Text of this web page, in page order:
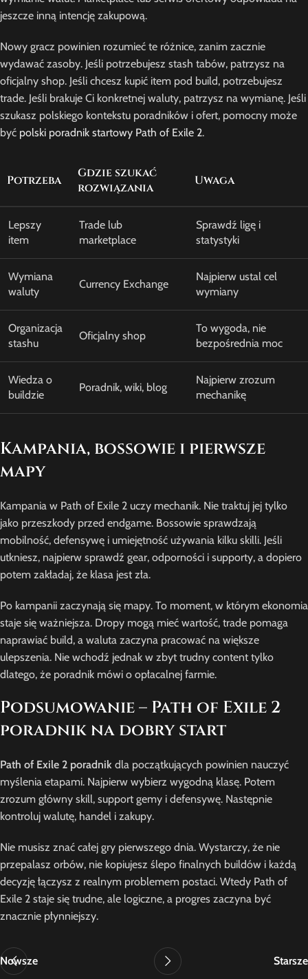
jeszcze inną intencję zakupową.
Nowy gracz powinien rozumieć te różnice, zanim zacznie
wydawać zasoby. Jeśli potrzebujesz stash tabów, patrzysz na
oficjalny shop. Jeśli chcesz kupić item pod build, potrzebujesz
trade. Jeśli brakuje Ci konkretnej waluty, patrzysz na wymianę. Jeśli
szukasz polskiego kontekstu poradników i ofert, pomocny może
być polski poradnik startowy Path of Exile 2.
Potrzeba
Gdzie szukać
rozwiązania
Uwaga
Lepszy
item
Trade lub
marketplace
Sprawdź ligę i
statystyki
Wymiana
waluty
Currency Exchange
Najpierw ustal cel
wymiany
Organizacja
stashu
Oficjalny shop
To wygoda, nie
bezpośrednia moc
Wiedza o
buildzie
Poradnik, wiki, blog
Najpierw zrozum
mechanikę
Kampania, bossowie i pierwsze
mapy
Kampania w Path of Exile 2 uczy mechanik. Nie traktuj jej tylko
jako przeszkody przed endgame. Bossowie sprawdzają
mobilność, defensywę i umiejętność używania kilku skilli. Jeśli
utkniesz, najpierw sprawdź gear, odporności i supporty, a dopiero
potem zakładaj, że klasa jest zła.
Po kampanii zaczynają się mapy. To moment, w którym ekonomia
staje się ważniejsza. Dropy mogą mieć wartość, trade pomaga
naprawiać build, a waluta zaczyna pracować na większe
ulepszenia. Nie wchodź jednak w zbyt trudny content tylko
dlatego, że poradnik mówi o opłacalnej farmie.
Podsumowanie – Path of Exile 2
poradnik na dobry start
Path of Exile 2 poradnik dla początkujących powinien nauczyć
myślenia etapami. Najpierw wybierz wygodną klasę. Potem
zrozum główny skill, support gemy i defensywę. Następnie
kontroluj walutę, handel i zakupy.
Nie musisz znać całej gry pierwszego dnia. Wystarczy, że nie
przepalasz orbów, nie kopiujesz ślepo finalnych buildów i każdą
decyzję łączysz z realnym problemem postaci. Wtedy Path of
Exile 2 staje się trudne, ale logiczne, a progres zaczyna być
znacznie płynniejszy.
Nowsze Starsze